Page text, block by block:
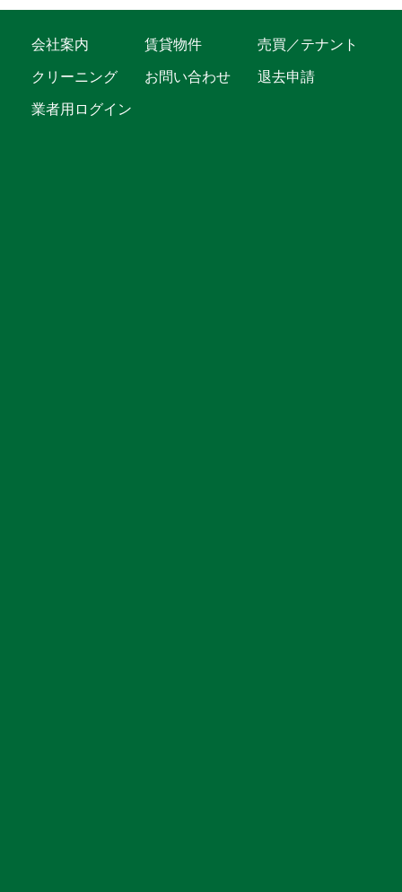
会社案内 賃貸物件
売買／テナント
クリーニング
お問い合わせ
退去申請
業者用ログイン